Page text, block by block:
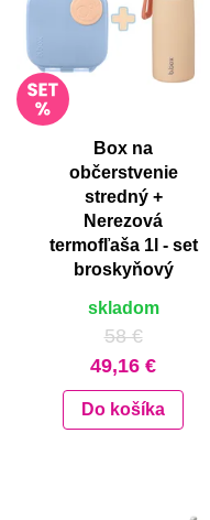
Box na
občerstvenie
stredný +
Nerezová
termofľaša 1l - set
broskyňový
skladom
58 €
49,16 €
Do košíka